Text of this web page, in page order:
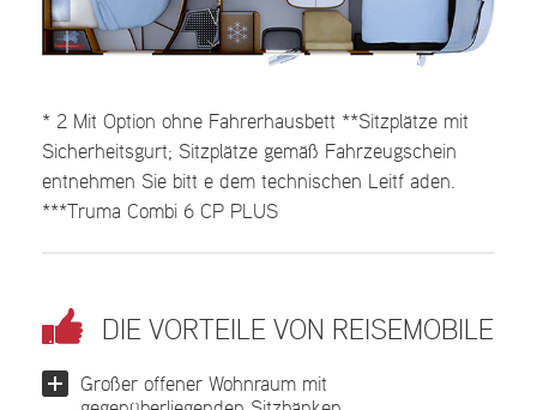
* 2 Mit Option ohne Fahrerhausbett **Sitzplätze mit
Sicherheitsgurt; Sitzplätze gemäß Fahrzeugschein
entnehmen Sie bitt e dem technischen Leitf aden.
***Truma Combi 6 CP PLUS
DIE VORTEILE VON REISEMOBILE
Großer offener Wohnraum mit